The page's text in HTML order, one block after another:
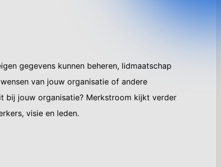
gegevens kunnen beheren, lidmaatschap
van jouw organisatie of andere
bij jouw organisatie? Merkstroom kijkt verder
visie en leden.